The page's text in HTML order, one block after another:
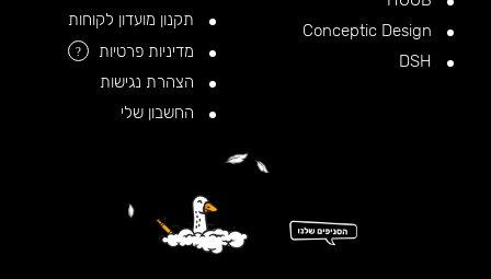
תקנון מועדון לקוחות
מדיניות פרטיות
?
הצהרת נגישות
החשבון שלי